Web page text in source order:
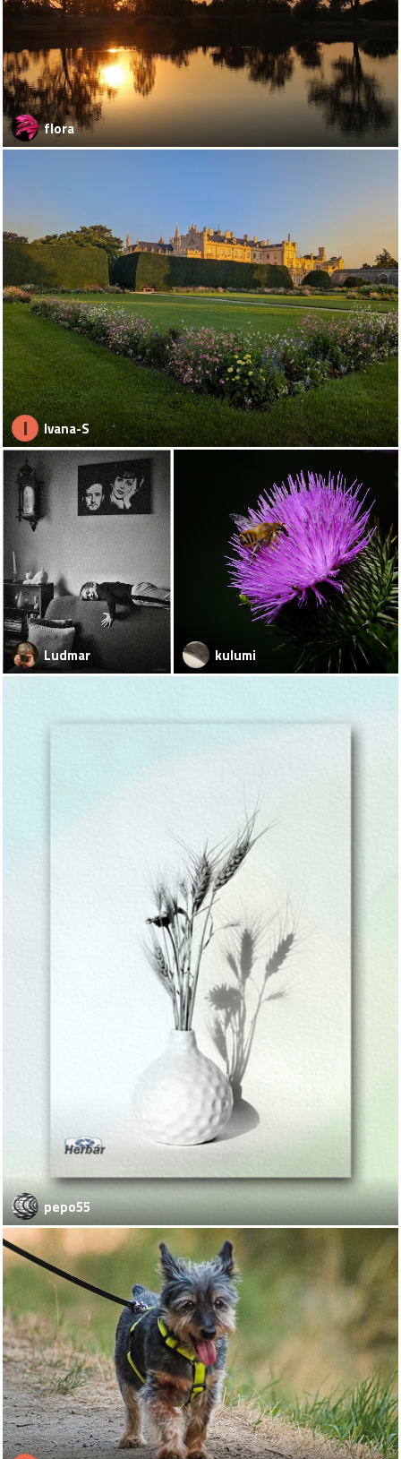
flora
I Ivana-S
Ludmar kulumi
pepo55